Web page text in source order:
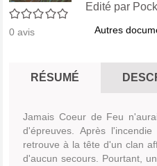
0/5
0 avis
Edité par
Autres
RÉSUMÉ
Jamais Coeur de Feu
d'épreuves. Après
retrouve à la tête d'un clan
d'aucun secours. Pourtant,